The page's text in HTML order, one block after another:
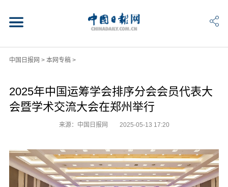
中国日报网 > 本网专稿>
2025年中国运筹学会排序分会会员代表大
会暨学术交流大会在郑州举行
来源：中国日报网 2025-05-13 17:20